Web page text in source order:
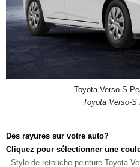
Toyota Verso-S
Toyota Verso-S
Des rayures sur votre auto?
Cliquez pour sélectionner une
- Stylo de retouche peinture Toyota